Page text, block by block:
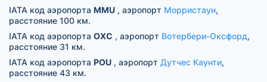
IATA код аэропорта MMU , аэропорт Морристаун,
расстояние 100 км.
IATA код аэропорта OXC , аэропорт Вотербери-Оксфорд,
расстояние 31 км.
IATA код аэропорта POU , аэропорт Дутчес Каунти,
расстояние 43 км.